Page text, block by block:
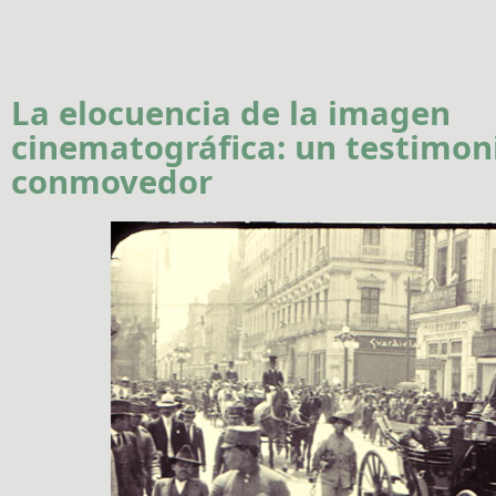
La elocuencia de la imagen
cinematográfica: un
conmovedor